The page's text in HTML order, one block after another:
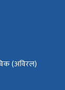
(अविरल)